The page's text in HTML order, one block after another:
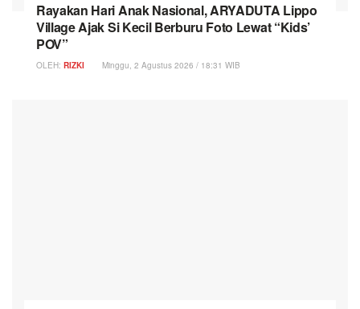
Rayakan Hari Anak Nasional, ARYADUTA Lippo
Village Ajak Si Kecil Berburu Foto Lewat “Kids’
POV”
OLEH: RIZKI Minggu, 2 Agustus 2026 / 18:31 WIB